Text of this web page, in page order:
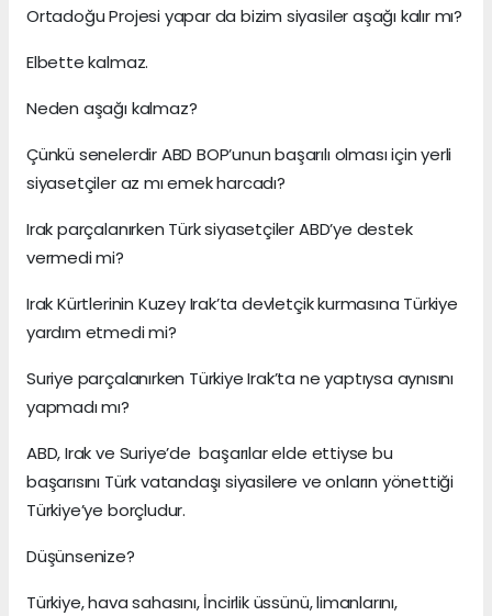
Ortadoğu Projesi yapar da bizim siyasiler aşağı kalır mı?
Elbette kalmaz.
Neden aşağı kalmaz?
Çünkü senelerdir ABD BOP’unun başarılı olması için yerli
siyasetçiler az mı emek harcadı?
Irak parçalanırken Türk siyasetçiler ABD’ye destek
vermedi mi?
Irak Kürtlerinin Kuzey Irak’ta devletçik kurmasına Türkiye
yardım etmedi mi?
Suriye parçalanırken Türkiye Irak’ta ne yaptıysa aynısını
yapmadı mı?
ABD, Irak ve Suriye’de başarılar elde ettiyse bu
başarısını Türk vatandaşı siyasilere ve onların yönettiği
Türkiye’ye borçludur.
Düşünsenize?
Türkiye, hava sahasını, İncirlik üssünü, limanlarını,